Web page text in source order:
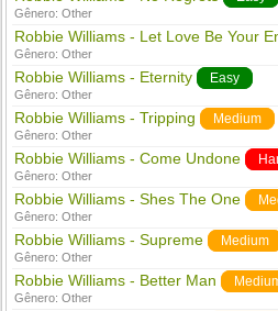
Gênero:Other
Robbie Williams - Let Love Be Your
Gênero:Other
Robbie Williams - Eternity Easy
Gênero:Other
Robbie Williams - Tripping Medium
Gênero:Other
Robbie Williams - Come Undone
Gênero:Other
Robbie Williams - Shes The One
Gênero:Other
Robbie Williams - Supreme Medium
Gênero:Other
Robbie Williams - Better Man
Gênero:Other